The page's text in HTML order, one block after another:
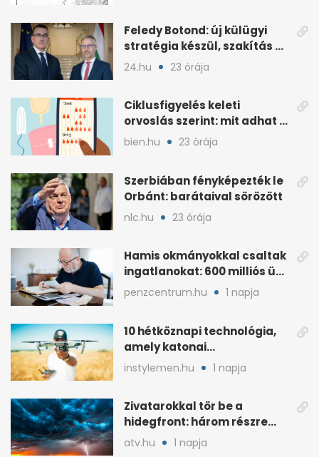
Feledy Botond: új külügyi
stratégia készül, szakítás a
MAGA-vonallal
24.hu 23 órája
Ciklusfigyelés keleti
orvoslás szerint: mit adhat a
menstruációs appok mellé?
bien.hu 23 órája
Szerbiában fényképezték le
Orbánt: barátaival sörözött
nlc.hu 23 órája
Hamis okmányokkal csaltak
ingatlanokat: 600 milliós ügy
Pestben
penzcentrum.hu 1 napja
10 hétköznapi technológia,
amely katonai
fejlesztésként indult
instylemen.hu 1 napja
Zivatarokkal tör be a
hidegfront: három részre
szakadt az ország, 21 fok a
atv.hu 1 napja